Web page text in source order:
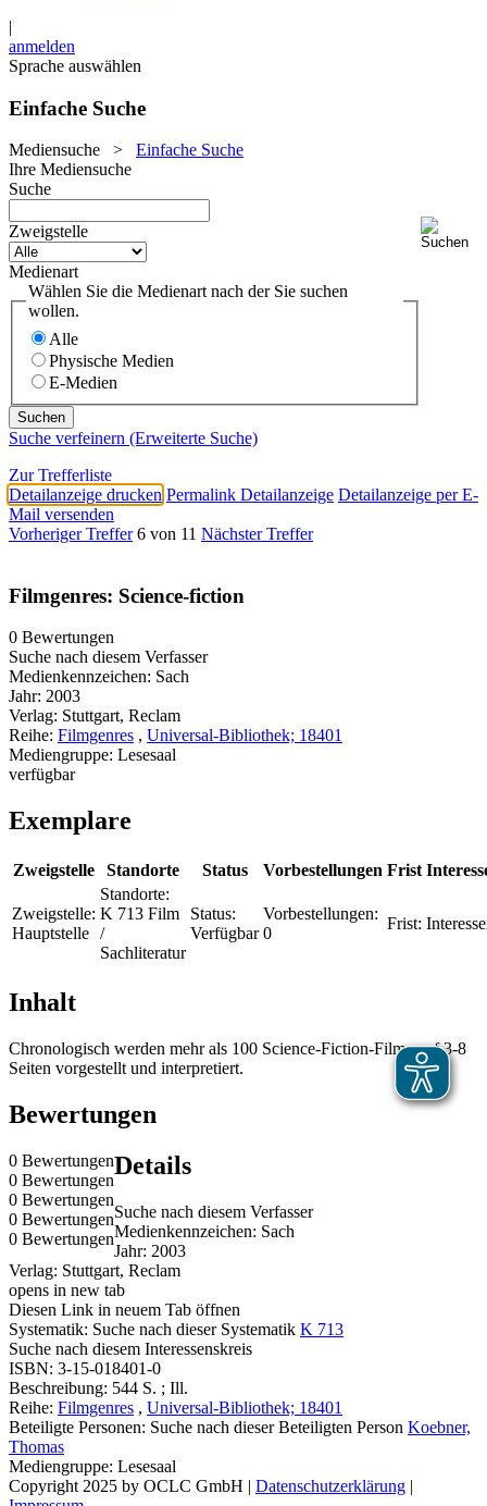
|
anmelden
Sprache auswählen
Einfache Suche
Mediensuche > Einfache Suche
Ihre Mediensuche
Suche
Zweigstelle
Medienart
Wählen Sie die Medienart nach der Sie suchen
wollen.
Alle
Physische Medien
E-Medien
Suche verfeinern (Erweiterte Suche)
Zur Trefferliste
Detailanzeige drucken Permalink Detailanzeige Detailanzeige per E-
Mail versenden
Vorheriger Treffer 6 von 11 Nächster Treffer
Filmgenres: Science-fiction
0 Bewertungen
Suche nach diesem Verfasser
Medienkennzeichen: Sach
Jahr: 2003
Verlag: Stuttgart, Reclam
Reihe: Filmgenres , Universal-Bibliothek; 18401
Mediengruppe: Lesesaal
verfügbar
Exemplare
Zweigstelle Standorte Status Vorbestellungen Frist
Zweigstelle:
Hauptstelle
Standorte:
K 713 Film
/
Sachliteratur
Status:
Verfügbar
Vorbestellungen:
0
Frist:
Inhalt
Chronologisch werden mehr als 100 Science-Fiction-Filme auf 3-8
Seiten vorgestellt und interpretiert.
Bewertungen
0 Bewertungen
0 Bewertungen
0 Bewertungen
0 Bewertungen
0 Bewertungen
Details
Suche nach diesem Verfasser
Medienkennzeichen: Sach
Jahr: 2003
Verlag: Stuttgart, Reclam
opens in new tab
Diesen Link in neuem Tab öffnen
Systematik: Suche nach dieser Systematik K 713
Suche nach diesem Interessenskreis
ISBN: 3-15-018401-0
Beschreibung: 544 S. ; Ill.
Reihe: Filmgenres , Universal-Bibliothek; 18401
Beteiligte Personen: Suche nach dieser Beteiligten Person Koebner,
Thomas
Mediengruppe: Lesesaal
Copyright 2025 by OCLC GmbH | Datenschutzerklärung |